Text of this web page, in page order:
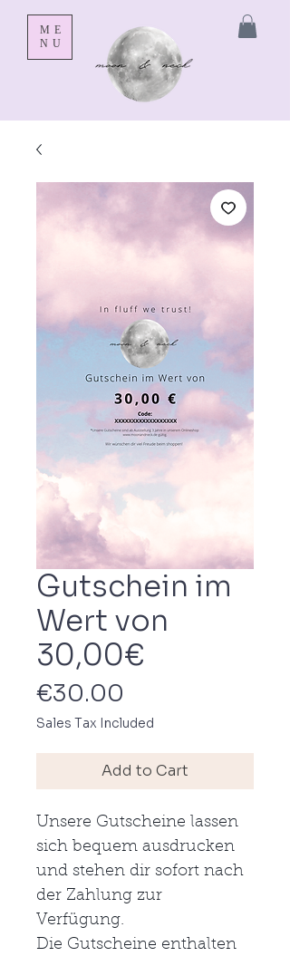
ME
NU
Gutschein im
Wert von
30,00€
€30.00
Sales Tax Included
Add to Cart
Unsere Gutscheine lassen
sich bequem ausdrucken
und stehen dir sofort nach
der Zahlung zur
Verfügung.
Die Gutscheine enthalten